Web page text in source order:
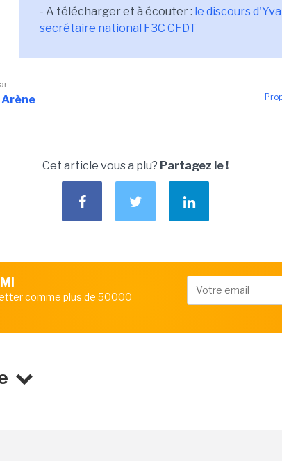
- A télécharger et à écouter : le discours
secrétaire national F3C CFDT
Cet article vous a plu? Partagez le !
comme plus de 50000